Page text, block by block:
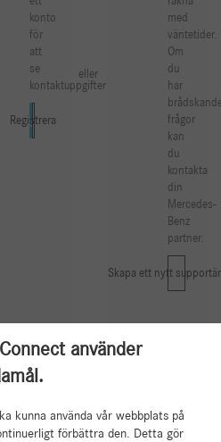
konto
för
att
se
kontaktuppgifterna.
Login
Registrera
eller
med
väntetider.
Om
du
har
frågor
kan
du
kontakta
din
Mercedes-
Benz
partner.
Skapa ett nytt
använder
kunna använda vår webbplats på
förbättra den. Detta gör
till början